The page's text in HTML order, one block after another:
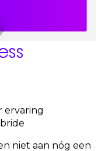
ervaring
niet aan nóg een